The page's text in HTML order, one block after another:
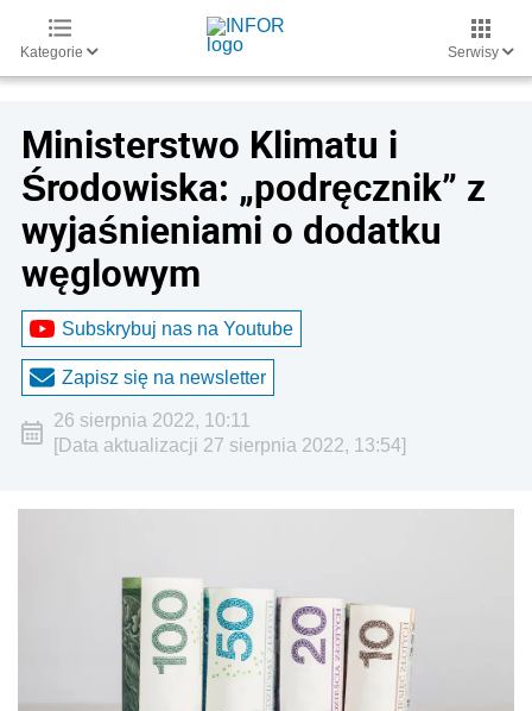
Kategorie Serwisy
Ministerstwo Klimatu i
Środowiska: „podręcznik” z
wyjaśnieniami o dodatku
węglowym
Subskrybuj nas na Youtube
Zapisz się na newsletter
26 sierpnia 2022, 10:11
[Data aktualizacji 27 sierpnia 2022, 13:54]